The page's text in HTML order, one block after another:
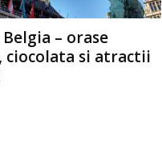
– orase
ciocolata si atractii